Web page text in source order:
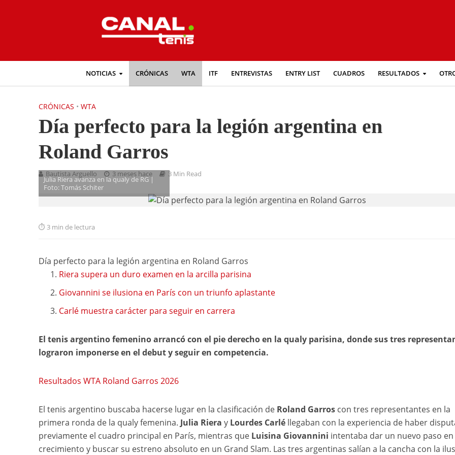
NOTICIAS CRÓNICAS WTA ITF ENTREVISTAS ENTRY LIST CUADROS RESULTADOS
CRÓNICAS • WTA
Día perfecto para la legión argentina en
Roland Garros
Bautista Arguello 3 meses hace 3 Min Read
Julia Riera avanza en la qualy de RG |
Foto: Tomás Schiter
3 min de lectura
Día perfecto para la legión argentina en Roland Garros
Riera supera un duro examen en la arcilla parisina
Giovannini se ilusiona en París con un triunfo aplastante
Carlé muestra carácter para seguir en carrera
El tenis argentino femenino arrancó con el pie derecho en la qualy parisina, donde sus tres
lograron imponerse en el debut y seguir en competencia.
Resultados WTA Roland Garros 2026
El tenis argentino buscaba hacerse lugar en la clasificación de Roland Garroscon tres representantes en la
primera ronda de la qualy femenina. Julia Riera yLourdes Carléllegaban con la experiencia de haber
previamente el cuadro principal en París, mientras que Luisina Giovannini intentaba dar un nuevo paso en
crecimiento y buscar su estreno absoluto en un Grand Slam. Las tres argentinas salían a la cancha con la